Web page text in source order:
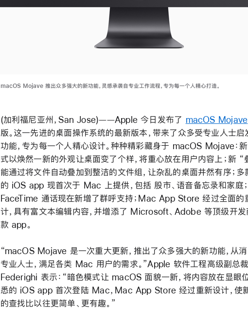
macOS Mojave 推出众多强大的新功能，灵感承袭自专业工作流程，专为每一个人精心打造。
(加利福尼亚州，San Jose)——Apple 今日发布了 macOS Mojave
版。这一先进的桌面操作系统的最新版本，带来了众多受专业人士启
功能，专为每一个人精心设计。种种精彩藏身于 macOS Mojave：
式以焕然一新的外观让桌面变了个样，将重心放在用户内容上；新 “
能通过将文件自动叠加到整洁的文件组，让杂乱的桌面井然有序；多
的 iOS app 现首次于 Mac 上提供，包括 股市、语音备忘录和家庭
FaceTime 通话现在新增了群呼支持；Mac App Store 经过全面的
计，具有富文本编辑内容，并增添了 Microsoft、Adobe 等顶级开
款 app。
“macOS Mojave 是一次重大更新，推出了众多强大的新功能，从
专业人士，满足各类 Mac 用户的需求。”Apple 软件工程高级副总
Federighi 表示：“暗色模式让 macOS 面貌一新，将内容放在显眼
悉的 iOS app 首次登陆 Mac，Mac App Store 经过重新设计，使
的查找比以往更简单、更有趣。”